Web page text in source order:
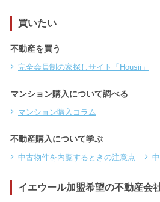
買いたい
不動産を買う
完全会員制の家探しサイト「Housii」
マンション購入について調べる
マンション購入コラム
不動産購入について学ぶ
中古物件を内覧するときの注意点
イエウール加盟希望の不動産会